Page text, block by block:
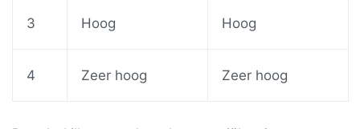
3 Hoog Hoog
4 Zeer hoog Zeer hoog